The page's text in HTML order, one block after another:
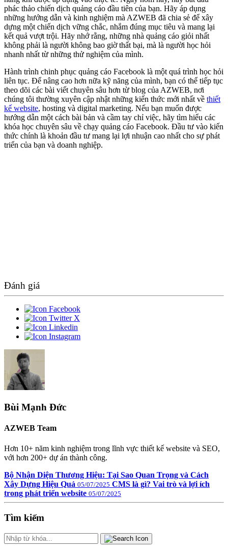
phác thảo chiến dịch quảng cáo đầu tiên của bạn. Hãy áp dụng
những hướng dẫn và kinh nghiệm mà AZWEB đã chia sẻ để xây
dựng một chiến dịch vững chắc, nhắm đúng mục tiêu và mang lại
kết quả vượt trội. Hãy nhớ rằng, những nhà quảng cáo giỏi nhất
không phải là người không bao giờ thất bại, mà là người học hỏi
nhanh nhất từ những thử nghiệm của mình.
Hành trình chinh phục quảng cáo Facebook là một quá trình học hỏi
liên tục. Để nâng cao hơn nữa kỹ năng của mình, bạn có thể tiếp tục
theo dõi các bài viết chuyên sâu hơn từ blog của AZWEB, nơi
chúng tôi thường xuyên cập nhật những kiến thức mới nhất về thiết
kế website, hosting và digital marketing. Nếu bạn muốn được
hướng dẫn một cách bài bản và cầm tay chỉ việc, hãy tìm hiểu các
khóa học chuyên sâu về chạy quảng cáo Facebook. Đầu tư vào kiến
thức chính là khoản đầu tư mang lại lợi nhuận cao nhất cho sự phát
triển của bạn và doanh nghiệp.
Đánh giá
Bùi Mạnh Đức
AZWEB Team
Hơn 10+ năm kinh nghiệm trong lĩnh vực thiết kế website và SEO,
với hơn 200+ dự án thành công.
Bộ Nhận Diện Thương Hiệu: Tại Sao Quan Trọng và Cách
Xây Dựng Hiệu Quả 05/07/2025 CMS là gì? Vai trò và lợi ích
trong phát triển website 05/07/2025
Tìm kiếm